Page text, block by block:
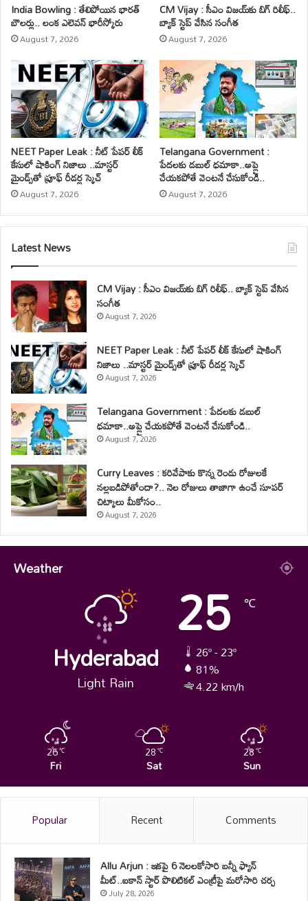
India Bowling : తేలిపోయిన భారత్
బౌలర్లు.. లంక ఎలెవన్ భారీస్కోరు
August 7, 2026
CM Vijay : సీఎం విజయ్‌కు బిగ్ రిలీఫ్..
బ్యాక్ స్టెప్ వేసిన సంగీత
August 7, 2026
NEET Paper Leak : నీట్ పేపర్ లీక్
కేసులో షాకింగ్ నిజాలు ..మాస్టర్
మైండ్స్‌తో ప్రూఫ్ రీడర్ల స్కెచ్
August 7, 2026
Telangana Government :
పేదలకు డబుల్ ధమాకా..అప్లై
చేయకపోతే వెంటనే చేసుకోండి..
August 7, 2026
Latest News
CM Vijay : సీఎం విజయ్‌కు బిగ్ రిలీఫ్.. బ్యాక్ స్టెప్ వేసిన
సంగీత
August 7, 2026
NEET Paper Leak : నీట్ పేపర్ లీక్ కేసులో షాకింగ్
నిజాలు ..మాస్టర్ మైండ్స్‌తో ప్రూఫ్ రీడర్ల స్కెచ్
August 7, 2026
Telangana Government : పేదలకు డబుల్
ధమాకా..అప్లై చేయకపోతే వెంటనే చేసుకోండి..
August 7, 2026
Curry Leaves : కరివేపాకు కొన్న రెండు రోజులకే
నల్లబడిపోతోందా?.. నెల రోజులు తాజాగా ఉంచే సూపర్
చిట్కాలు మీకోసం..
August 7, 2026
Weather
Hyderabad
Light Rain
25 ℃
26º - 23º
81%
4.22 km/h
26℃
Fri
28℃
Sat
28℃
Sun
Popular Recent Comments
Allu Arjun : ఇకపై 6 నెలలకోసారి బన్నీ ఫ్యాన్
మీట్..ఐకాన్ స్టార్ పొలిటికల్ ఎంట్రీపై మరోసారి చర్చ
July 28, 2026